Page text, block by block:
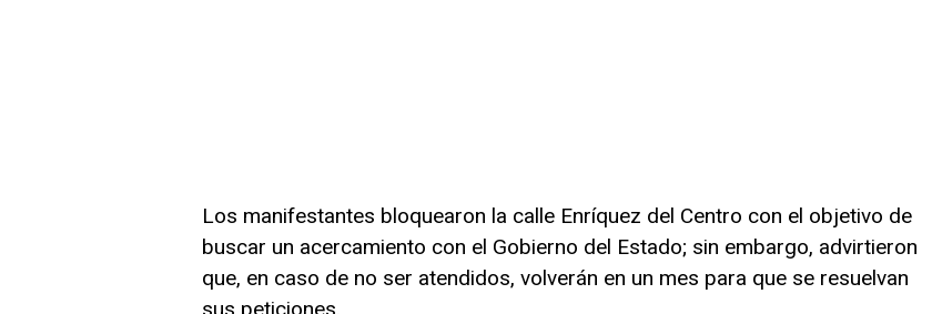
Los manifestantes bloquearon la calle Enríquez del Centro con el objetivo de
buscar un acercamiento con el Gobierno del Estado; sin embargo, advirtieron
que, en caso de no ser atendidos, volverán en un mes para que se resuelvan